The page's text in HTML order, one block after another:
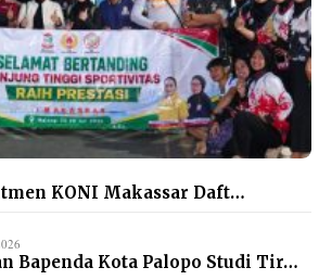
KONI Makassar Daft…
Bapenda Kota Palopo Studi Tir…